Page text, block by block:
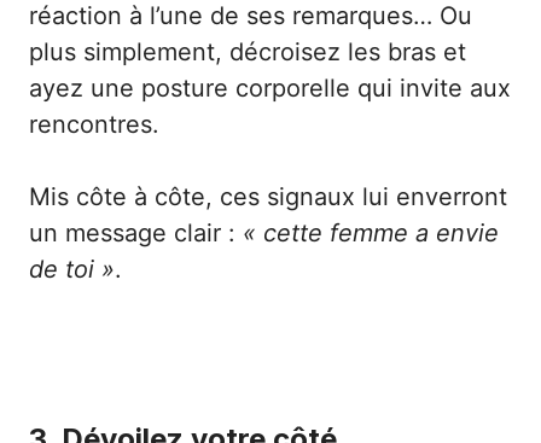
réaction à l’une de ses remarques… Ou
plus simplement, décroisez les bras et
ayez une posture corporelle qui invite aux
rencontres.
Mis côte à côte, ces signaux lui enverront
un message clair : « cette femme a envie
de toi ».